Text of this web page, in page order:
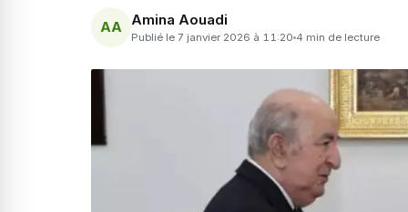
AA Amina Aouadi
Publié le 7 janvier 2026 à 11:20 4 min de lecture